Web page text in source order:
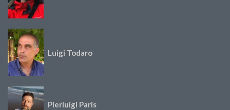
Luigi Todaro
Pierluigi Paris